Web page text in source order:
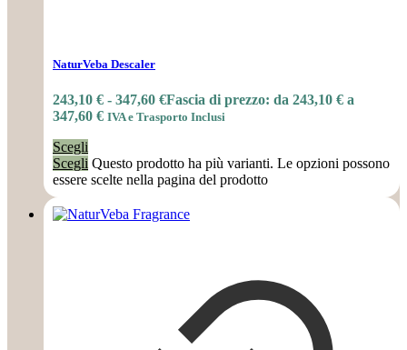
NaturVeba Descaler
243,10 € - 347,60 €Fascia di prezzo: da 243,10 € a
347,60 € IVA e Trasporto Inclusi
Scegli
Scegli Questo prodotto ha più varianti. Le opzioni possono
essere scelte nella pagina del prodotto